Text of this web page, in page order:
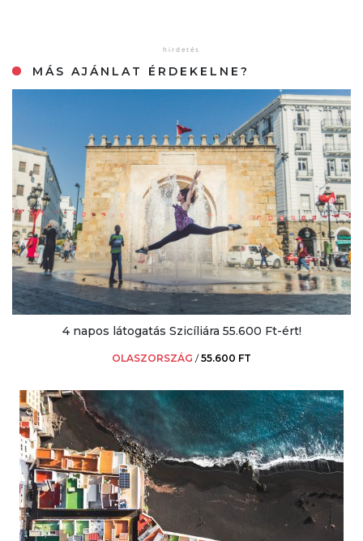
MÁS AJÁNLAT ÉRDEKELNE?
4 napos látogatás Szicíliára 55.600 Ft-ért!
OLASZORSZÁG /55.600 FT